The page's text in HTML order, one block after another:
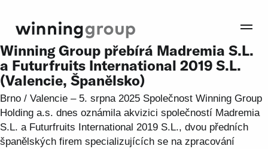
Winning Group přebírá Madremia S.L.
a Futurfruits International 2019 S.L.
(Valencie, Španělsko)
Brno / Valencie – 5. srpna 2025 Společnost Winning Group
Holding a.s. dnes oznámila akvizici společností Madremia
S.L. a Futurfruits International 2019 S.L., dvou předních
španělských firem specializujících se na zpracování